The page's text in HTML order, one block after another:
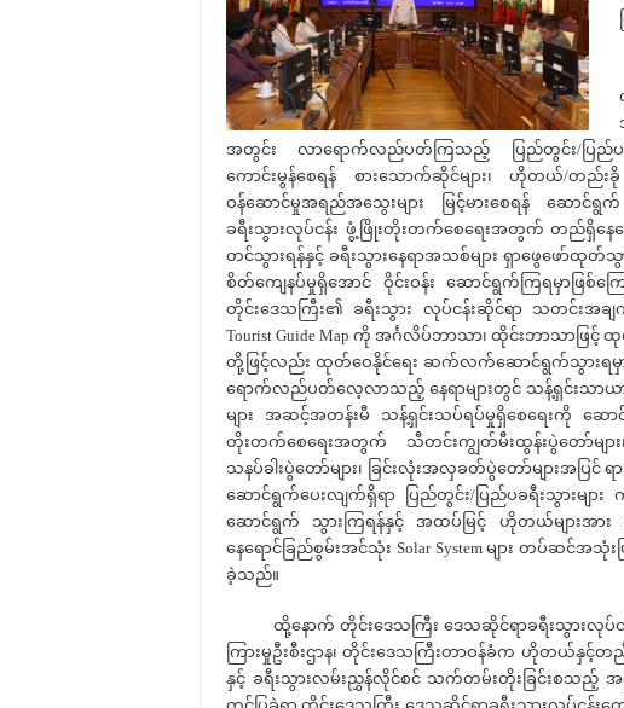
အတွင်း လာရောက်လည်ပတ်ကြသည့် ပြည်တွင်း/ပြည်ပ
ကောင်းမွန်စေရန် စားသောက်ဆိုင်များ၊ ဟိုတယ်/တည်းခို
ဝန်ဆောင်မှုအရည်အသွေးများ မြင့်မားစေရန် ဆောင်ရွက်
ခရီးသွားလုပ်ငန်း ဖွံ့ဖြိုးတိုးတက်စေရေးအတွက် တည်ရှိနေသော
တင်သွားရန်နှင့် ခရီးသွားနေရာအသစ်များ ရှာဖွေဖော်
စိတ်ကျေနပ်မှုရှိအောင် ဝိုင်းဝန်း ဆောင်ရွက်ကြရမှာဖြစ်ကြ
တိုင်းဒေသကြီး၏ ခရီးသွား လုပ်ငန်းဆိုင်ရာ သတင်းအချ
Tourist Guide Map ကို အင်္ဂလိပ်ဘာသာ၊ ထိုင်းဘာသာဖြ
တို့ဖြင့်လည်း ထုတ်ဝေနိုင်ရေး ဆက်လက်ဆောင်ရွက်သွားရမှာဖြ
ရောက်လည်ပတ်လေ့လာသည့် နေရာများတွင် သန့်ရှင်းသာယာရ
များ အဆင့်အတန်းမီ သန့်ရှင်းသပ်ရပ်မှုရှိစေရေးကို ဆောင်
တိုးတက်စေရေးအတွက် သီတင်းကျွတ်မီးထွန်းပွဲတော်များ
သနပ်ခါးပွဲတော်များ၊ ခြင်းလုံးအလှခတ်ပွဲတော်များအပ
ဆောင်ရွက်ပေးလျက်ရှိရာ ပြည်တွင်း/ပြည်ပခရီးသွားများ
ဆောင်ရွက် သွားကြရန်နှင့် အထပ်မြင့် ဟိုတယ်များအား
နေရောင်ခြည်စွမ်းအင်သုံး Solar System များ တပ်ဆင်အသုံ
ခဲ့သည်။
ထို့နောက် တိုင်းဒေသကြီး ဒေသဆိုင်ရာခရီးသွားလုပ်င
ကြားမှုဦးစီးဌာန၊ တိုင်းဒေသကြီးတာဝန်ခံက ဟိုတယ်နှင့်
နှင့် ခရီးသွားလမ်းညွှန်လိုင်စင် သက်တမ်းတိုးခြင်းစသည့် အမှု